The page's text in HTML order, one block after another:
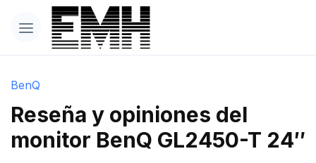
BenQ
Reseña y opiniones del
monitor BenQ GL2450-T 24″